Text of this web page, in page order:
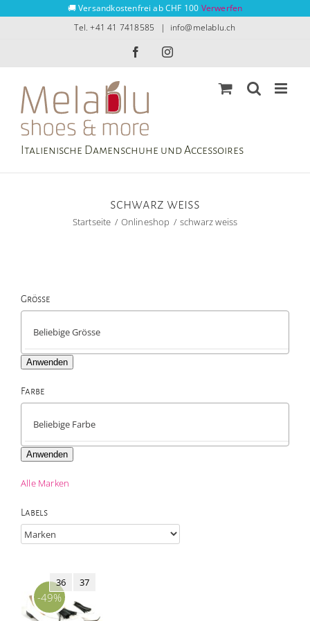
🚚 Versandkostenfrei ab CHF 100 Verwerfen
Tel. +41 41 7418585 | info@melablu.ch
FacebookInstagram
Italienische Damenschuhe und Accessoires
schwarz weiss
Startseite Onlineshop schwarz weiss
-49%
36 37
Grösse
Anwenden
Farbe
Anwenden
Alle Marken
Labels